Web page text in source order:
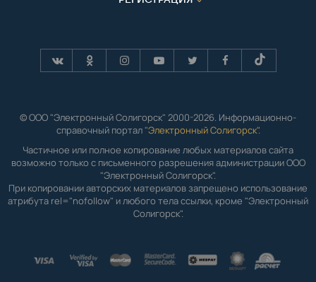
© ООО "Электронный Солигорск" 2000-2026. Информационно-
справочный портал "Электронный Солигорск".
Частичное или полное копирование любых материалов сайта
возможно только с письменного разрешения администрации ООО
"Электронный Солигорск".
При копировании авторских материалов запрещено использование
атрибута rel="nofollow" и любого тела ссылки, кроме "Электронный
Солигорск".